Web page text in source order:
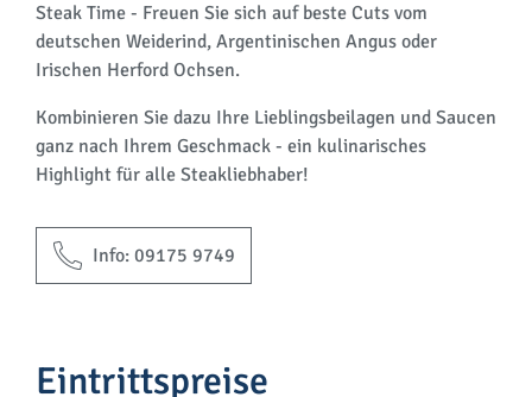
Steak Time - Freuen Sie sich auf beste Cuts vom
deutschen Weiderind, Argentinischen Angus oder
Irischen Herford Ochsen.
Kombinieren Sie dazu Ihre Lieblingsbeilagen und Saucen
ganz nach Ihrem Geschmack - ein kulinarisches
Highlight für alle Steakliebhaber!
Info: 09175 9749
Eintrittspreise